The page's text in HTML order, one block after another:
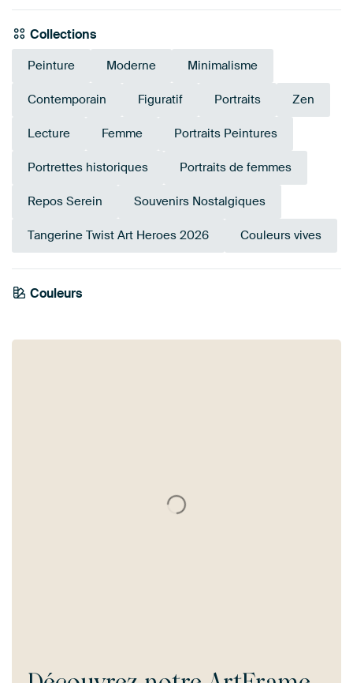
Collections
Peinture Moderne Minimalisme
Contemporain Figuratif Portraits Zen
Lecture Femme Portraits Peintures
Portrettes historiques Portraits de femmes
Repos Serein Souvenirs Nostalgiques
Tangerine Twist Art Heroes 2026 Couleurs vives
Couleurs
Terracotta
Bronze
Or